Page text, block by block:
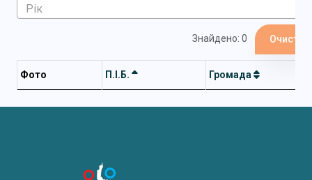
Знайдено: 0
Фото П.І.Б. Громада